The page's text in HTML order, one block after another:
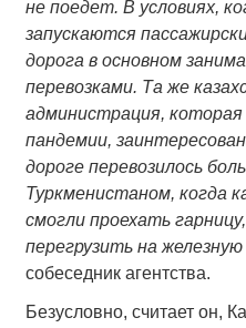
не поедет. В условиях,
запускаются
дорога в основном
перевозками. Та же
администрация,
пандемии,
дороге перевозилось
Туркменистаном, когда
смогли проехать
перегрузить на железную
собеседник агентства.
Безусловно, считает он,